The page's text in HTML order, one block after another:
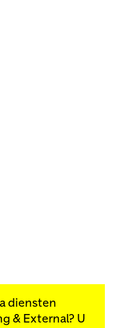
diensten
& External? U